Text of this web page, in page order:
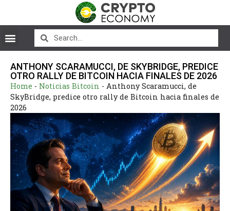
ANTHONY SCARAMUCCI, DE SKYBRIDGE, PREDICE
OTRO RALLY DE BITCOIN HACIA FINALES DE 2026
Home - Noticias Bitcoin - Anthony Scaramucci, de
SkyBridge, predice otro rally de Bitcoin hacia finales de
2026